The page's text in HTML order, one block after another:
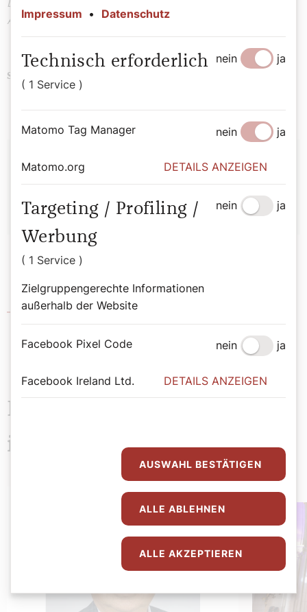
Der Kommentar drückt die persönliche Meinung des
Autors aus!
Schlagwörter
Peter Mender
Der Katholische Familienverband
Das könnte Sie auch
interessieren
Impressum • Datenschutz
Technisch erforderlich
( 1 Service )
nein ja
Matomo Tag Manager nein ja
Matomo.org DETAILS ANZEIGEN
Targeting / Profiling /
Werbung
( 1 Service )
Zielgruppengerechte Informationen
außerhalb der Website
nein ja
Facebook Pixel Code nein ja
Facebook Ireland Ltd. DETAILS ANZEIGEN
AUSWAHL BESTÄTIGEN
ALLE ABLEHNEN
ALLE AKZEPTIEREN